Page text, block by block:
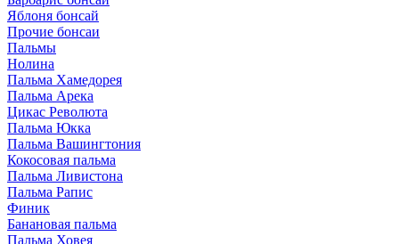
Яблоня бонсай
Прочие бонсаи
Пальмы
Нолина
Пальма Хамедорея
Пальма Арека
Цикас Революта
Пальмa Юкка
Пальма Вашингтония
Кокосовая пальма
Пальма Ливистона
Пальма Рапис
Финик
Банановая пальма
Пальма Ховея